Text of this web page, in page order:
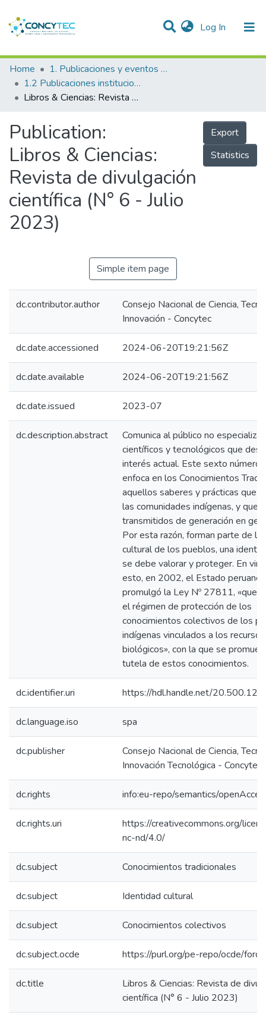
Log In (current)
Communities & Collections
Research Outputs
People
Statistics
Home
1. Publicaciones y eventos institucionales
1.2 Publicaciones institucionales
Libros & Ciencias: Revista de divulgación científica (N° 6 - Julio 2023)
Publication:
Libros & Ciencias:
Revista de divulgación
científica (N° 6 - Julio
2023)
Export
Statistics
Simple item page
dc.contributor.author
Consejo Nacional de Ciencia,
Innovación - Concytec
dc.date.accessioned 2024-06-20T19:21:56Z
dc.date.available 2024-06-20T19:21:56Z
dc.date.issued 2023-07
dc.description.abstract
Comunica al público no
científicos y tecnológicos que
interés actual. Este sexto número
enfoca en los Conocimientos
aquellos saberes y prácticas que
las comunidades indígenas, y que
transmitidos de generación en
Por esta razón, forman parte de la
cultural de los pueblos, una
se debe valorar y proteger. En
esto, en 2002, el Estado peruano
promulgó la Ley Nº 27811, «que
el régimen de protección de los
conocimientos colectivos de los
indígenas vinculados a los recursos
biológicos», con la que se
tutela de estos conocimientos.
dc.identifier.uri https://hdl.handle.net/
dc.language.iso spa
dc.publisher
Consejo Nacional de Ciencia,
Innovación Tecnológica - Concytec
dc.rights info:eu-repo/semantics/
dc.rights.uri
https://creativecommons.org/
nc-nd/4.0/
dc.subject Conocimientos tradicionales
dc.subject Identidad cultural
dc.subject Conocimientos colectivos
dc.subject.ocde https://purl.org/pe-repo/ocde/
dc.title
Libros & Ciencias: Revista de
científica (N° 6 - Julio 2023)